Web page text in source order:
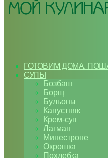
ГОТОВИМ ДОМА.
СУПЫ
Бозбаш
Борщ
Бульоны
Капустняк
Крем-суп
Лагман
Минестроне
Окрошка
Похлебка